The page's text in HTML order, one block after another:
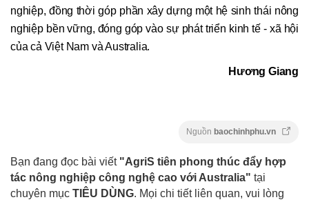
nghiệp, đồng thời góp phần xây dựng một hệ sinh thái nông
nghiệp bền vững, đóng góp vào sự phát triển kinh tế - xã hội
của cả Việt Nam và Australia.
Hương Giang
Nguồn baochinhphu.vn
Bạn đang đọc bài viết "AgriS tiên phong thúc đẩy hợp
tác nông nghiệp công nghệ cao với Australia" tại
chuyên mục TIÊU DÙNG. Mọi chi tiết liên quan, vui lòng